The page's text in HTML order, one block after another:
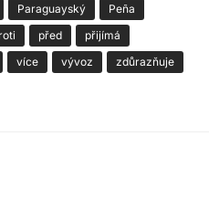
Paraguayský
Peña
před
přijímá
více vývoz
zdůrazňuje